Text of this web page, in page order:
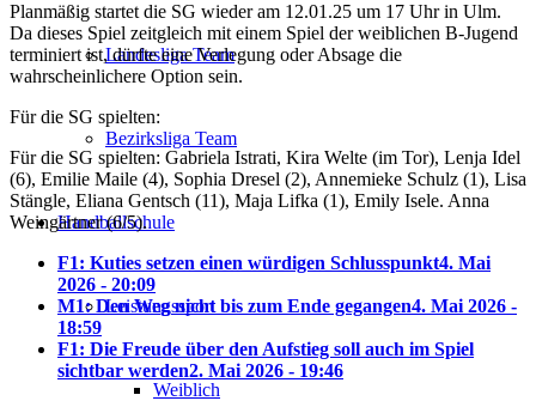
Landesliga Team
Bezirksliga Team
Handballschule
Leistungssport
Weiblich
Planmäßig startet die SG wieder am 12.01.25 um 17 Uhr in Ulm.
Da dieses Spiel zeitgleich mit einem Spiel der weiblichen B-Jugend
terminiert ist, dürfte eine Verlegung oder Absage die
wahrscheinlichere Option sein.
Für die SG spielten:
Für die SG spielten: Gabriela Istrati, Kira Welte (im Tor), Lenja Idel
(6), Emilie Maile (4), Sophia Dresel (2), Annemieke Schulz (1), Lisa
Stängle, Eliana Gentsch (11), Maja Lifka (1), Emily Isele. Anna
Weingärtner (6/5).
F1: Kuties setzen einen würdigen Schlusspunkt4. Mai
2026 - 20:09
M1: Den Weg nicht bis zum Ende gegangen4. Mai 2026 -
18:59
F1: Die Freude über den Aufstieg soll auch im Spiel
sichtbar werden2. Mai 2026 - 19:46